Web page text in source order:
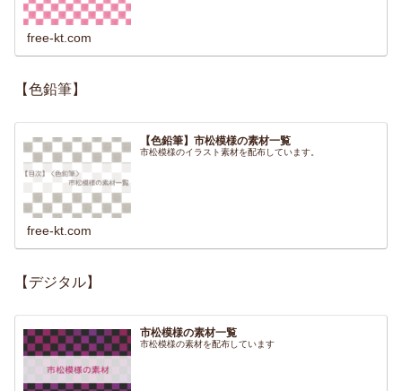
free-kt.com
【色鉛筆】
【色鉛筆】市松模様の素材一覧
市松模様のイラスト素材を配布しています。
free-kt.com
【デジタル】
市松模様の素材一覧
市松模様の素材を配布しています